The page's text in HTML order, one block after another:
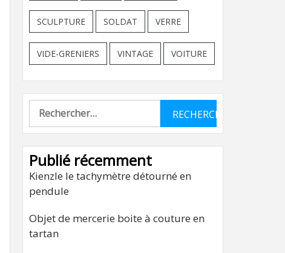
SCULPTURE SOLDAT VERRE
VIDE-GRENIERS VINTAGE VOITURE
Rechercher :
Publié récemment
Kienzle le tachymètre détourné en
pendule
Objet de mercerie boite à couture en
tartan